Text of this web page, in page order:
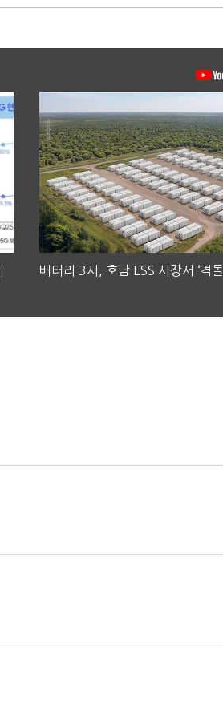
배터리 3사, 호남 ESS 시장서 ‘격돌